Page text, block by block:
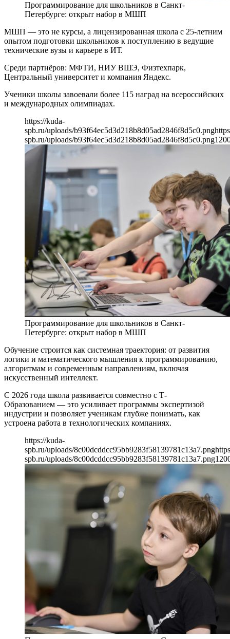
Программирование для школьников в Санкт-
Петербурге: открыт набор в МШП
МШП — это не курсы, а лицензированная школа с 25-летним
опытом подготовки школьников к поступлению в ведущие
технические вузы и карьере в ИТ.
Среди партнёров: МФТИ, НИУ ВШЭ, Физтехпарк,
Центральный университет и компания Яндекс.
Ученики школы завоевали более 115 наград на всероссийских
и международных олимпиадах.
https://kuda-
spb.ru/uploads/b93f64ec5d3d218b8d05ad2846f8d5c0.png
spb.ru/uploads/b93f64ec5d3d218b8d05ad2846f8d5c0.png
Программирование для школьников в Санкт-
Петербурге: открыт набор в МШП
Обучение строится как системная траектория: от развития
логики и математического мышления к программированию,
алгоритмам и современным направлениям, включая
искусственный интеллект.
С 2026 года школа развивается совместно с Т-
Образованием — это усиливает программы экспертизой
индустрии и позволяет ученикам глубже понимать, как
устроена работа в технологических компаниях.
https://kuda-
spb.ru/uploads/8c00dcddcc95bb9283f58139781c13a7.png
spb.ru/uploads/8c00dcddcc95bb9283f58139781c13a7.png